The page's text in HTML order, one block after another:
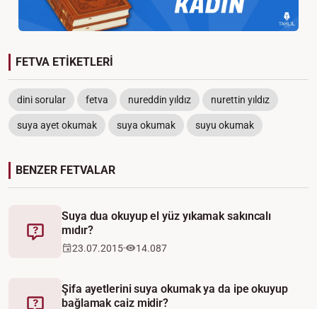
FETVA ETİKETLERİ
dini sorular fetva nureddin yıldız nurettin yıldız
suya ayet okumak suya okumak suyu okumak
BENZER FETVALAR
Fetva
Suya dua okuyup el yüz yıkamak sakıncalı
mıdır?
23.07.2015 14.087
Şifa ayetlerini suya okumak ya da ipe okuyup
bağlamak caiz midir?